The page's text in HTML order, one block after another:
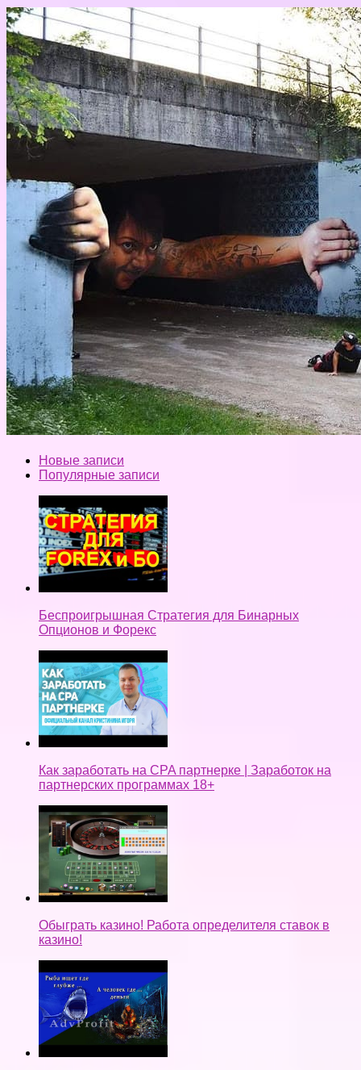
Новые записи
Популярные записи
Беспроигрышная Стратегия для Бинарных
Опционов и Форекс
Как заработать на CPA партнерке | Заработок на
партнерских программах 18+
Обыграть казино! Работа определителя ставок в
казино!